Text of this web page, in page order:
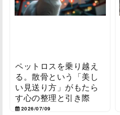
ペットロスを乗り越え
る。散骨という「美し
い見送り方」がもたら
す心の整理と引き際
2026/07/09